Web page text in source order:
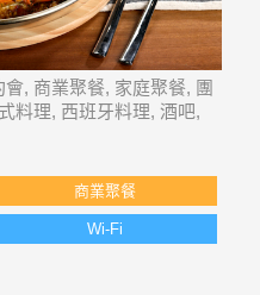
, 商業聚餐, 家庭聚餐, 團
料理, 西班牙料理, 酒吧,
商業聚餐
Wi-Fi